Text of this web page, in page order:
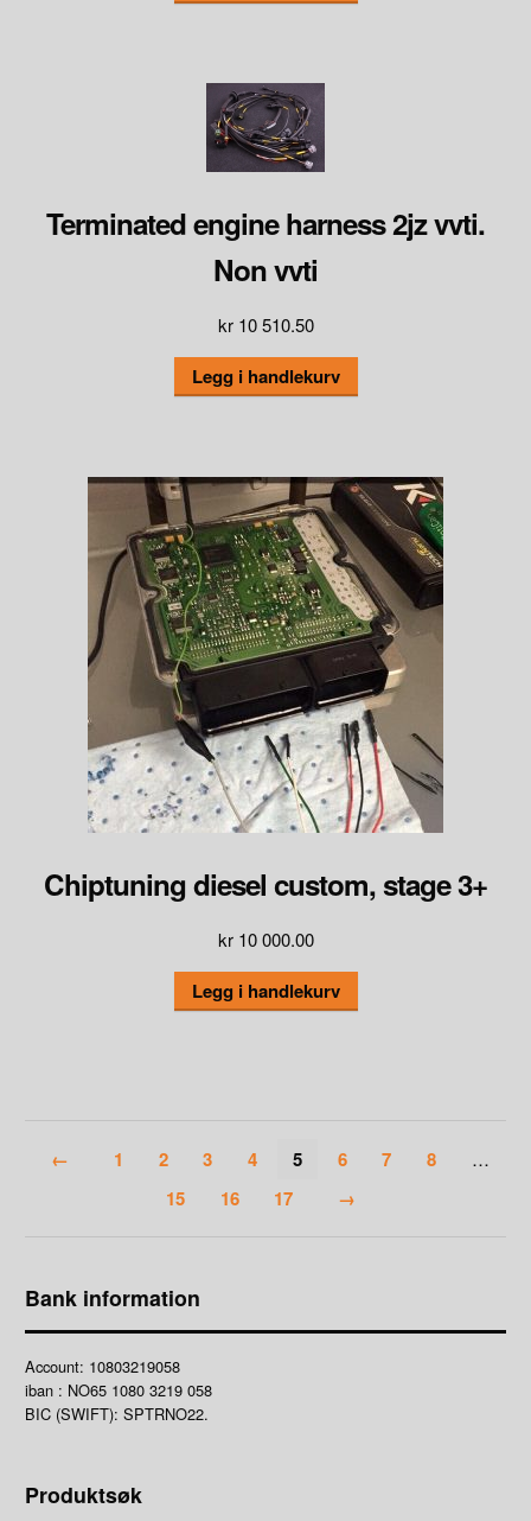
Terminated engine harness 2jz vvti.
Non vvti
kr10 510.50
Legg i handlekurv
Chiptuning diesel custom, stage 3+
kr10 000.00
Legg i handlekurv
← 1 2 3 4 5 6 7 8 …
15 16 17 →
Bank information
Account: 10803219058
iban : NO65 1080 3219 058
BIC (SWIFT): SPTRNO22.
Produktsøk